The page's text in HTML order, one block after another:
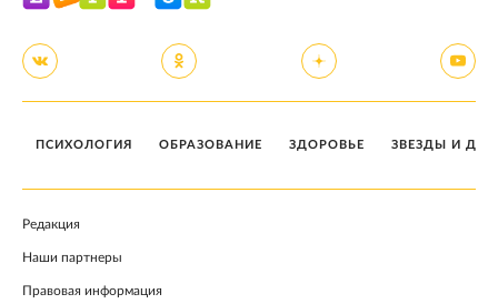
ПСИХОЛОГИЯ ОБРАЗОВАНИЕ ЗДОРОВЬЕ ЗВЕЗДЫ И
Редакция
Наши партнеры
Правовая информация